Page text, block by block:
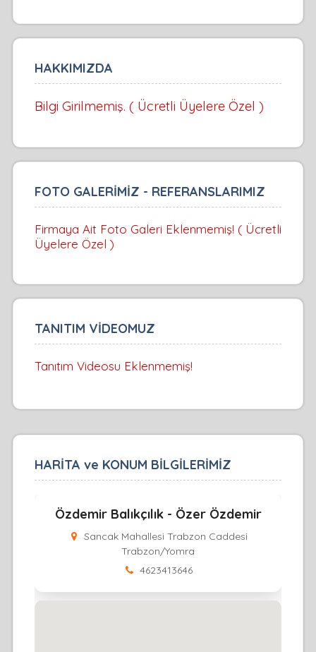
HAKKIMIZDA
Bilgi Girilmemiş. ( Ücretli Üyelere Özel )
FOTO GALERİMİZ - REFERANSLARIMIZ
Firmaya Ait Foto Galeri Eklenmemiş! ( Ücretli
Üyelere Özel )
TANITIM VİDEOMUZ
Tanıtım Videosu Eklenmemiş!
HARİTA ve KONUM BİLGİLERİMİZ
Özdemir Balıkçılık - Özer Özdemir
Sancak Mahallesi Trabzon Caddesi
Trabzon/Yomra
4623413646